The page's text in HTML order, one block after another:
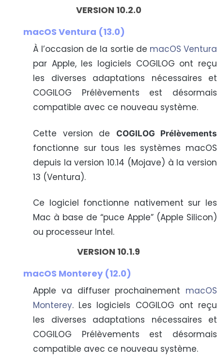
VERSION 10.2.0
macOS Ventura (13.0)
À l’occasion de la sortie de macOS Ventura
par Apple, les logiciels COGILOG ont reçu
les diverses adaptations nécessaires et
COGILOG Prélèvements est désormais
compatible avec ce nouveau système.
Cette version de COGILOG Prélèvements
fonctionne sur tous les systèmes macOS
depuis la version 10.14 (Mojave) à la version
13 (Ventura).
Ce logiciel fonctionne nativement sur les
Mac à base de “puce Apple” (Apple Silicon)
ou processeur Intel.
VERSION 10.1.9
macOS Monterey (12.0)
Apple va diffuser prochainement macOS
Monterey. Les logiciels COGILOG ont reçu
les diverses adaptations nécessaires et
COGILOG Prélèvements est désormais
compatible avec ce nouveau système.